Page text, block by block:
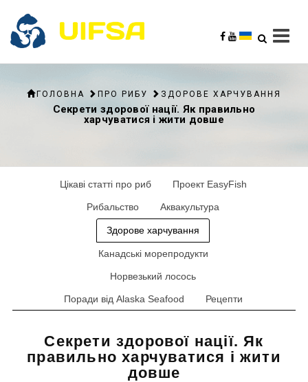
ГОЛОВНА ПРО РИБУ ЗДОРОВЕ ХАРЧУВАННЯ
Секрети здорової нації. Як правильно
харчуватися і жити довше
Цікаві статті про риб Проект EasyFish
Рибальство Аквакультура
Здорове харчування
Канадські морепродукти
Норвезький лосось
Поради від Alaska Seafood Рецепти
Секрети здорової нації. Як
правильно харчуватися і жити
довше